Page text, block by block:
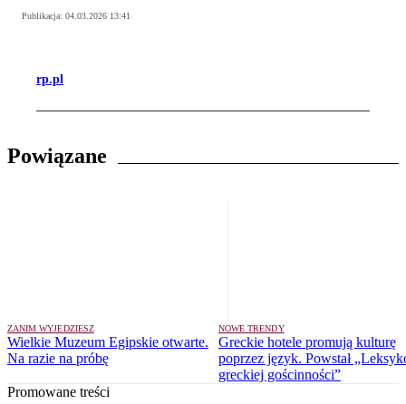
Publikacja: 04.03.2026 13:41
rp.pl
Powiązane
ZANIM WYJEDZIESZ
Wielkie Muzeum Egipskie otwarte.
Na razie na próbę
NOWE TRENDY
Greckie hotele promują kulturę
poprzez język. Powstał
greckiej gościnności”
Promowane treści